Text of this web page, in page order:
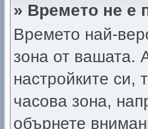
» Времето не е
Времето най-
зона от вашата.
настройките си,
часова зона,
обърнете